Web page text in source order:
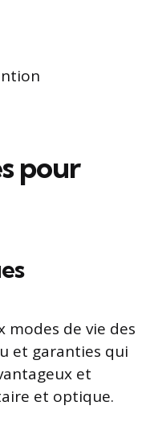
pour
modes de vie des
et garanties qui
et
et optique.